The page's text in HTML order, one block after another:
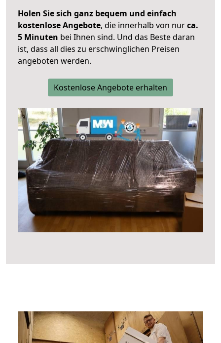
Holen Sie sich ganz bequem und einfach
kostenlose Angebote, die innerhalb von nurca.
5 Minuten bei Ihnen sind. Und das Beste daran
ist, dass all dies zu erschwinglichen Preisen
angeboten werden.
Kostenlose Angebote erhalten